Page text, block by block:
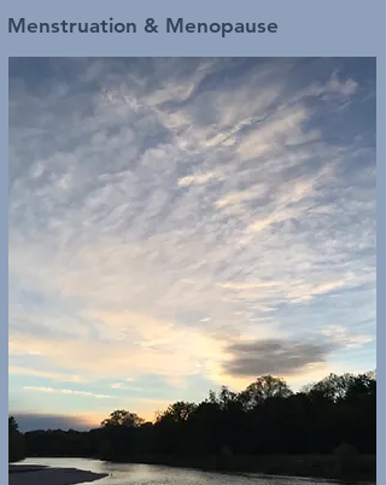
Menstruation & Menopause​